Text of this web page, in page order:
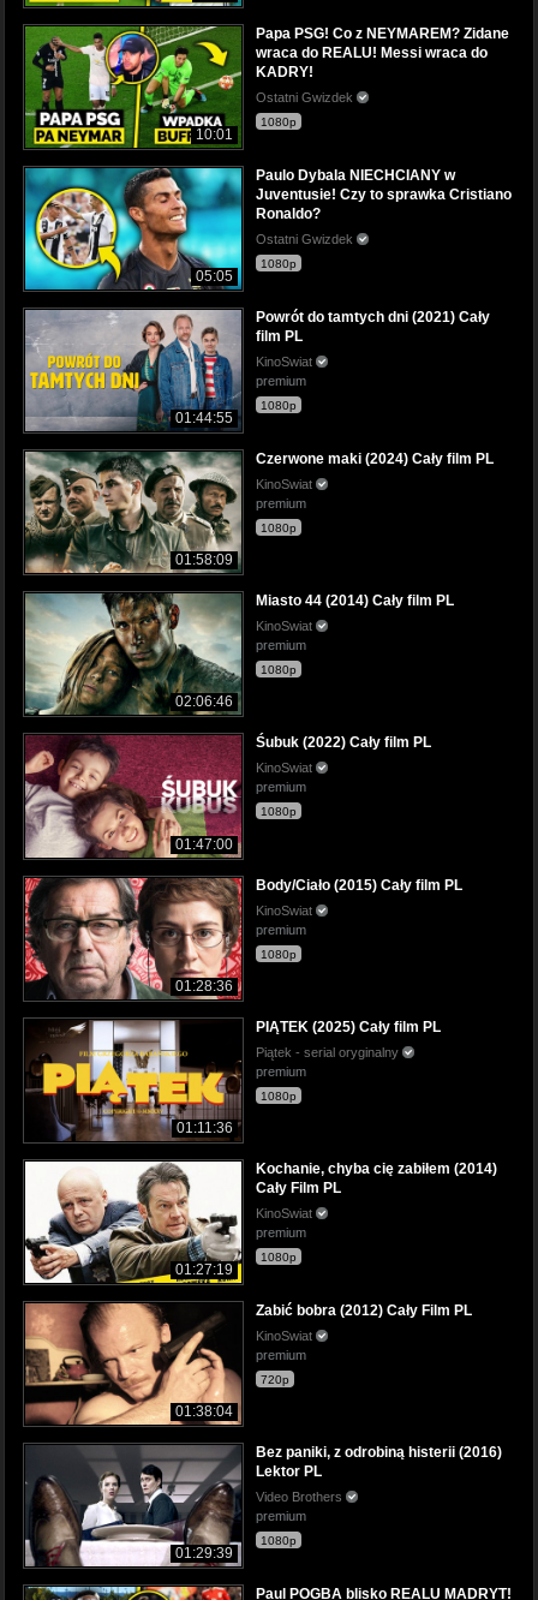
10:01
Papa PSG! Co z NEYMAREM? Zidane
wraca do REALU! Messi wraca do
KADRY!
Ostatni Gwizdek
1080p
05:05
Paulo Dybala NIECHCIANY w
Juventusie! Czy to sprawka Cristiano
Ronaldo?
Ostatni Gwizdek
1080p
01:44:55
Powrót do tamtych dni (2021) Cały
film PL
KinoSwiat
premium
1080p
01:58:09
Czerwone maki (2024) Cały film PL
KinoSwiat
premium
1080p
02:06:46
Miasto 44 (2014) Cały film PL
KinoSwiat
premium
1080p
01:47:00
Śubuk (2022) Cały film PL
KinoSwiat
premium
1080p
01:28:36
Body/Ciało (2015) Cały film PL
KinoSwiat
premium
1080p
01:11:36
PIĄTEK (2025) Cały film PL
Piątek - serial oryginalny
premium
1080p
01:27:19
Kochanie, chyba cię zabiłem (2014)
Cały Film PL
KinoSwiat
premium
1080p
01:38:04
Zabić bobra (2012) Cały Film PL
KinoSwiat
premium
720p
01:29:39
Bez paniki, z odrobiną histerii (2016)
Lektor PL
Video Brothers
premium
1080p
Paul POGBA blisko REALU MADRYT!